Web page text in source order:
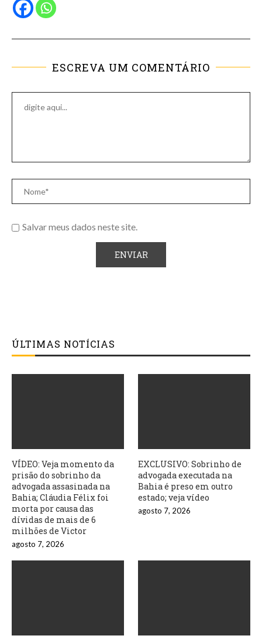
ESCREVA UM COMENTÁRIO
Salvar meus dados neste site.
ÚLTIMAS NOTÍCIAS
VÍDEO: Veja momento da
prisão do sobrinho da
advogada assasinada na
Bahia; Cláudia Félix foi
morta por causa das
dívidas de mais de 6
milhões de Victor
agosto 7, 2026
EXCLUSIVO: Sobrinho de
advogada executada na
Bahia é preso em outro
estado; veja vídeo
agosto 7, 2026